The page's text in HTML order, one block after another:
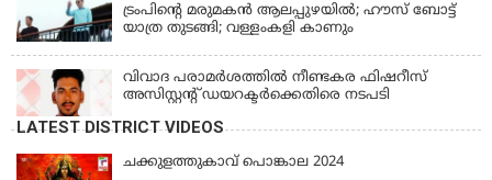
ട്രംപിന്റെ മരുമകന്‍ ആലപ്പുഴയില്‍; ഹൗസ് ബോട്ട്
യാത്ര തുടങ്ങി; വള്ളംകളി കാണും
വിവാദ പരാമര്‍ശത്തില്‍ നീണ്ടകര ഫിഷറീസ്
അസിസ്റ്റന്റ് ഡയറക്ടര്‍ക്കെതിരെ നടപടി
LATEST DISTRICT VIDEOS
ചക്കുളത്തുകാവ് പൊങ്കാല 2024